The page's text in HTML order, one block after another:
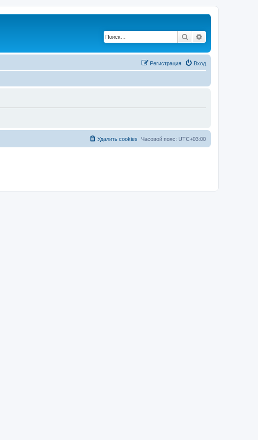
Поиск
Вход
Регистрация
Часовой пояс: UTC+03:00
Удалить cookies